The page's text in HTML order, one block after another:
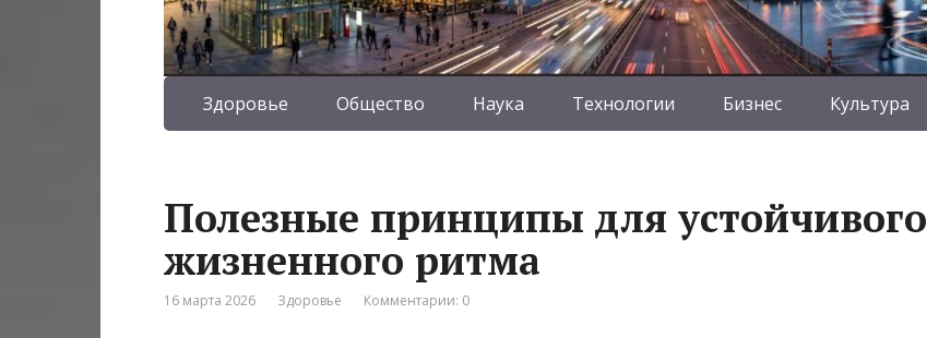
Здоровье Общество Наука Технологии Бизнес Культура
Полезные принципы для устойчивого
жизненного ритма
16 марта 2026 Здоровье Комментарии: 0